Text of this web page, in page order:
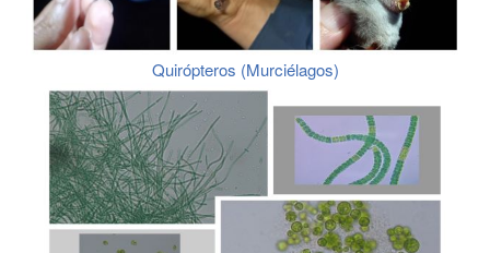
Quirópteros (Murciélagos)